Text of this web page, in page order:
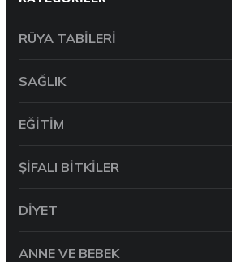
RÜYA TABILERI
SAĞLIK
EĞITIM
ŞIFALI BITKILER
DIYET
ANNE VE BEBEK